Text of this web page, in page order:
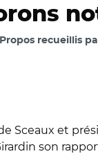
Propos recueillis
Sceaux et
son